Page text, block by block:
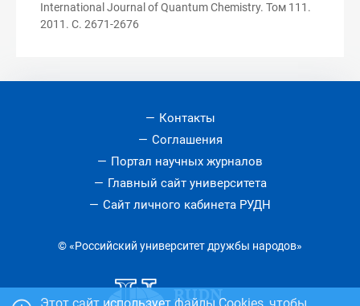
International Journal of Quantum Chemistry. Том 111.
2011. С. 2671-2676
Контакты
Соглашения
Портал научных журналов
Главный сайт университета
Сайт личного кабинета РУДН
© «Российский университет дружбы народов»